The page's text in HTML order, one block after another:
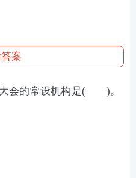
案
大会的常设机构是( )。